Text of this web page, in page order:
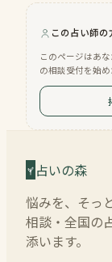
この占い師の
このページはあ
の相談受付を始
占いの森
悩みを、そっ
相談・全国の
添います。